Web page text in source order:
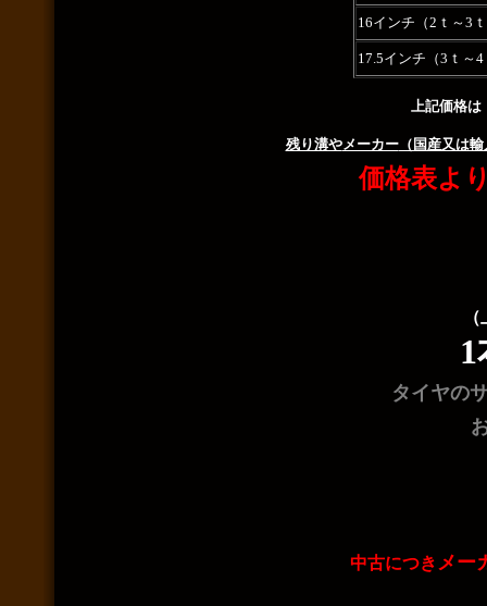
16インチ（2ｔ～3
17.5インチ（3ｔ～
上記価格は
残り溝やメーカー（国産又は
価格表よ
タイヤの
中古につきメー